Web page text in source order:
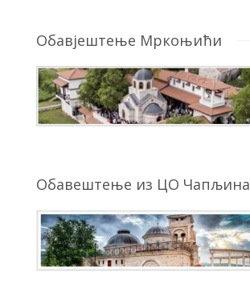
Обавјештење Мркоњићи
Обавештење из ЦО Чапљина